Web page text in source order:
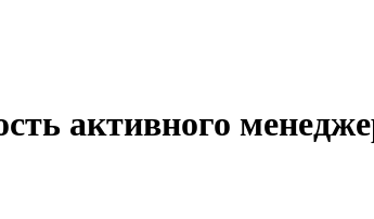
активного